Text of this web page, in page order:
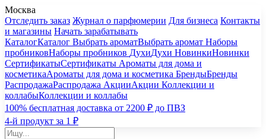
Москва
Отследить заказ Журнал о парфюмерии Для бизнеса Контакты
и магазины Начать зарабатывать
КаталогКаталог Выбрать ароматВыбрать аромат Наборы
пробниковНаборы пробников ДухиДухи НовинкиНовинки
СертификатыСертификаты Ароматы для дома и
косметикаАроматы для дома и косметика БрендыБренды
РаспродажаРаспродажа АкцииАкции Коллекции и
коллабыКоллекции и коллабы
100% бесплатная доставка от 2200 ₽ до ПВЗ
4-й продукт за 1 ₽